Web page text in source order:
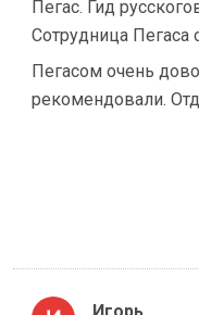
Пегас. Гид
Сотрудница Пегаса
Пегасом очень
рекомендовали.
Игорь